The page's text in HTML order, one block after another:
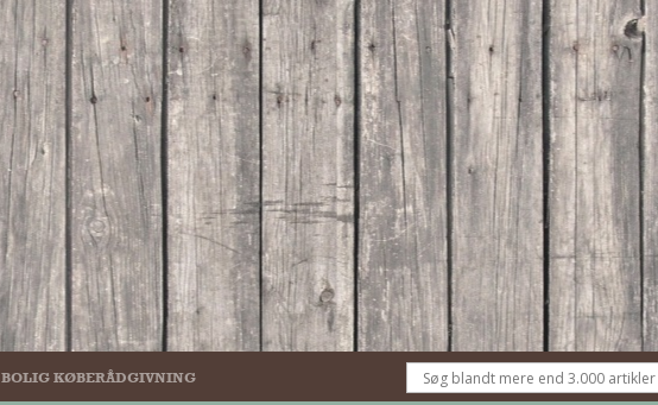
BOLIG KØBERÅDGIVNING